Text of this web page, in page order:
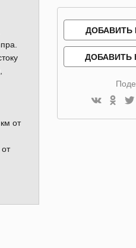
от
ДОБАВИТЬ
ДОБАВИТЬ